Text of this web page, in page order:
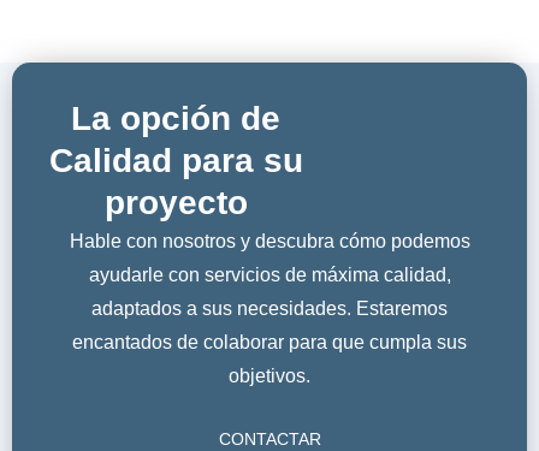
La opción de
Calidad para su
proyecto
Hable con nosotros y descubra cómo podemos
ayudarle con servicios de máxima calidad,
adaptados a sus necesidades. Estaremos
encantados de colaborar para que cumpla sus
objetivos.
CONTACTAR